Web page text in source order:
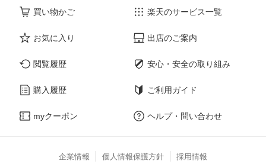
買い物かご
お気に入り
閲覧履歴
購入履歴
myクーポン
楽天のサービス一覧
出店のご案内
安心・安全の取り組み
ご利用ガイド
ヘルプ・問い合わせ
企業情報 個人情報保護方針 採用情報